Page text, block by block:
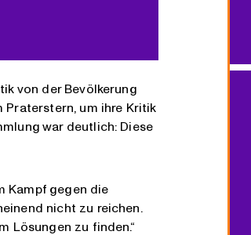
von der Bevölkerung
Praterstern, um ihre Kritik
war deutlich: Diese
Kampf gegen die
nicht zu reichen.
Lösungen zu finden.“